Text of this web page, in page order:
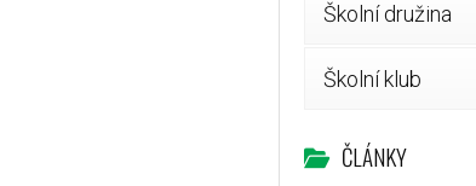
Školní družina
Školní klub
ČLÁNKY